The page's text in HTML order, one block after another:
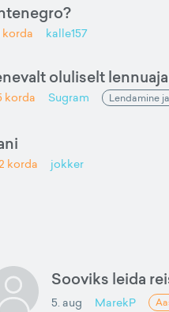
korda kalle157
oluliselt
korda Sugram Lendamine
korda jokker
Sooviks leida
5. aug MarekP